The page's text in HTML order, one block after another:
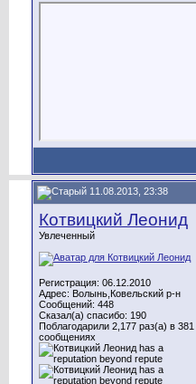
11.08.2013, 23:38
Котвицкий Леонид
Увлеченный
Регистрация: 06.12.2010
Адрес: Волынь,Ковельский р-н
Сообщений: 448
Сказал(а) спасибо: 190
Поблагодарили 2,177 раз(а) в 381
сообщениях